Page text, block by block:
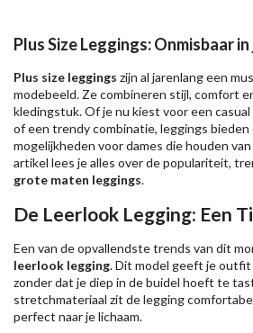
Plus Size Leggings: Onmisbaar
Plus size leggings zijn al jarenlang een
modebeeld. Ze combineren stijl, comfort
kledingstuk. Of je nu kiest voor een
of een trendy combinatie, leggings bieden
mogelijkheden voor dames die houden
artikel lees je alles over de populariteit,
grote maten leggings.
De Leerlook Legging: Een
Een van de opvallendste trends van dit
leerlook legging. Dit model geeft je
zonder dat je diep in de buidel hoeft te
stretchmateriaal zit de legging
perfect naar je lichaam.